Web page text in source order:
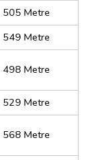
505 Metre
549 Metre
498 Metre
529 Metre
568 Metre